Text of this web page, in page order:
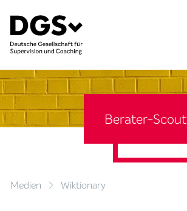
Medien Wiktionary
Berater-Scout